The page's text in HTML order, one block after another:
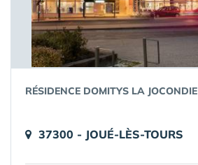
RÉSIDENCE DOMITYS LA JOCONDIE
37300 - JOUÉ-LÈS-TOURS